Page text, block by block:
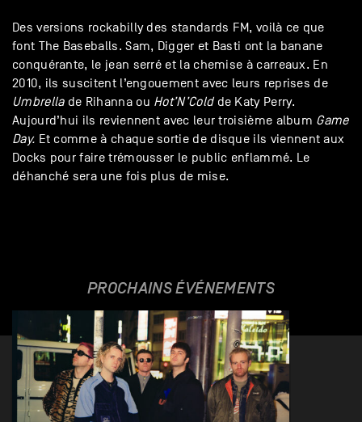
Des versions rockabilly des standards FM, voilà ce que
font The Baseballs. Sam, Digger et Basti ont la banane
conquérante, le jean serré et la chemise à carreaux. En
2010, ils suscitent l’engouement avec leurs reprises de
Umbrellade Rihanna ou Hot’N’Coldde Katy Perry.
Aujourd’hui ils reviennent avec leur troisième album Game
Day. Et comme à chaque sortie de disque ils viennent aux
Docks pour faire trémousser le public enflammé. Le
déhanché sera une fois plus de mise.
PROCHAINS ÉVÉNEMENTS